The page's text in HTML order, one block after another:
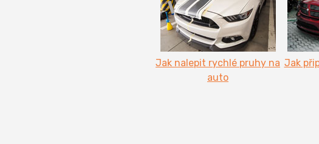
Jak nalepit rychlé pruhy na
auto
Jak